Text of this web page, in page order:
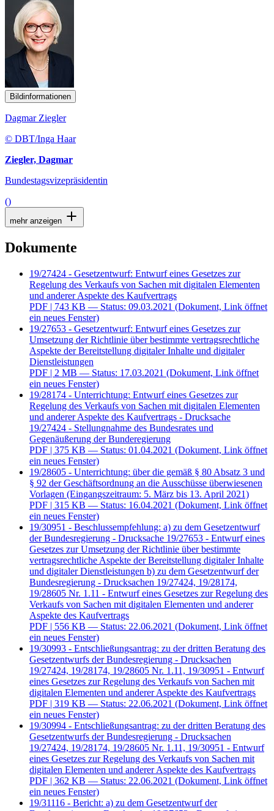
Bildinformationen
Dagmar Ziegler
© DBT/Inga Haar
Ziegler, Dagmar
Bundestagsvizepräsidentin
()
mehr anzeigen
Dokumente
19/27424 - Gesetzentwurf: Entwurf eines Gesetzes zur
Regelung des Verkaufs von Sachen mit digitalen Elementen
und anderer Aspekte des Kaufvertrags
PDF | 743 KB — Status: 09.03.2021 (Dokument, Link öffnet
ein neues Fenster)
19/27653 - Gesetzentwurf: Entwurf eines Gesetzes zur
Umsetzung der Richtlinie über bestimmte vertragsrechtliche
Aspekte der Bereitstellung digitaler Inhalte und digitaler
Dienstleistungen
PDF | 2 MB — Status: 17.03.2021 (Dokument, Link öffnet
ein neues Fenster)
19/28174 - Unterrichtung: Entwurf eines Gesetzes zur
Regelung des Verkaufs von Sachen mit digitalen Elementen
und anderer Aspekte des Kaufvertrags - Drucksache
19/27424 - Stellungnahme des Bundesrates und
Gegenäußerung der Bunderegierung
PDF | 375 KB — Status: 01.04.2021 (Dokument, Link öffnet
ein neues Fenster)
19/28605 - Unterrichtung: über die gemäß § 80 Absatz 3 und
§ 92 der Geschäftsordnung an die Ausschüsse überwiesenen
Vorlagen (Eingangszeitraum: 5. März bis 13. April 2021)
PDF | 315 KB — Status: 16.04.2021 (Dokument, Link öffnet
ein neues Fenster)
19/30951 - Beschlussempfehlung: a) zu dem Gesetzentwurf
der Bundesregierung - Drucksache 19/27653 - Entwurf eines
Gesetzes zur Umsetzung der Richtlinie über bestimmte
vertragsrechtliche Aspekte der Bereitstellung digitaler Inhalte
und digitaler Dienstleistungen b) zu dem Gesetzentwurf der
Bundesregierung - Drucksachen 19/27424, 19/28174,
19/28605 Nr. 1.11 - Entwurf eines Gesetzes zur Regelung des
Verkaufs von Sachen mit digitalen Elementen und anderer
Aspekte des Kaufvertrags
PDF | 556 KB — Status: 22.06.2021 (Dokument, Link öffnet
ein neues Fenster)
19/30993 - Entschließungsantrag: zu der dritten Beratung des
Gesetzentwurfs der Bundesregierung - Drucksachen
19/27424, 19/28174, 19/28605 Nr. 1.11, 19/30951 - Entwurf
eines Gesetzes zur Regelung des Verkaufs von Sachen mit
digitalen Elementen und anderer Aspekte des Kaufvertrags
PDF | 319 KB — Status: 22.06.2021 (Dokument, Link öffnet
ein neues Fenster)
19/30994 - Entschließungsantrag: zu der dritten Beratung des
Gesetzentwurfs der Bundesregierung - Drucksachen
19/27424, 19/28174, 19/28605 Nr. 1.11, 19/30951 - Entwurf
eines Gesetzes zur Regelung des Verkaufs von Sachen mit
digitalen Elementen und anderer Aspekte des Kaufvertrags
PDF | 362 KB — Status: 22.06.2021 (Dokument, Link öffnet
ein neues Fenster)
19/31116 - Bericht: a) zu dem Gesetzentwurf der